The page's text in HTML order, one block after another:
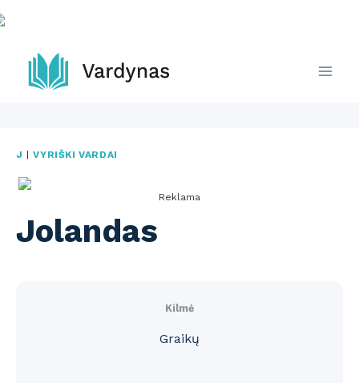
Skip
to
content
J |VYRIŠKI VARDAI
Reklama
Jolandas
Kilmė
Graikų